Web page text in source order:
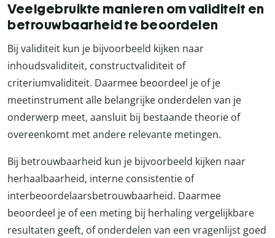
Veelgebruikte manieren om validiteit en
betrouwbaarheid te beoordelen
Bij validiteit kun je bijvoorbeeld kijken naar
inhoudsvaliditeit, constructvaliditeit of
criteriumvaliditeit. Daarmee beoordeel je of je
meetinstrument alle belangrijke onderdelen van je
onderwerp meet, aansluit bij bestaande theorie of
overeenkomt met andere relevante metingen.
Bij betrouwbaarheid kun je bijvoorbeeld kijken naar
herhaalbaarheid, interne consistentie of
interbeoordelaarsbetrouwbaarheid. Daarmee
beoordeel je of een meting bij herhaling vergelijkbare
resultaten geeft, of onderdelen van een vragenlijst goed